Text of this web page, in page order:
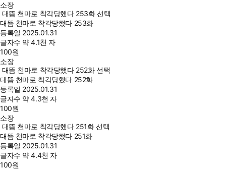
소장
대뜸 천마로 착각당했다 253화 선택
대뜸 천마로 착각당했다 253화
등록일 2025.01.31
글자수 약 4.1천 자
100원
소장
대뜸 천마로 착각당했다 252화 선택
대뜸 천마로 착각당했다 252화
등록일 2025.01.31
글자수 약 4.3천 자
100원
소장
대뜸 천마로 착각당했다 251화 선택
대뜸 천마로 착각당했다 251화
등록일 2025.01.31
글자수 약 4.4천 자
100원